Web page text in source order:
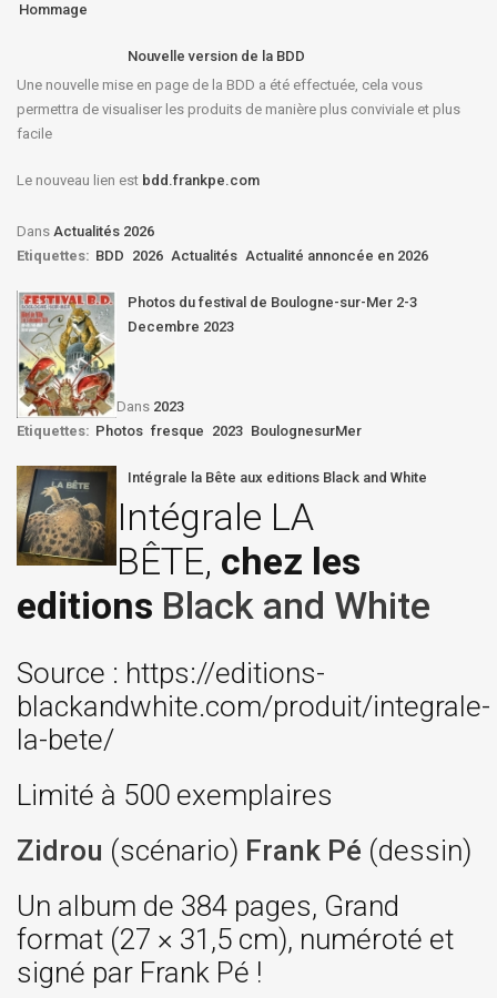
Hommage
Nouvelle version de la BDD
Une nouvelle mise en page de la BDD a été effectuée, cela vous
permettra de visualiser les produits de manière plus conviviale et plus
facile
Le nouveau lien est bdd.frankpe.com
Dans Actualités 2026
Etiquettes: BDD 2026 Actualités Actualité annoncée en 2026
Photos du festival de Boulogne-sur-Mer 2-3
Decembre 2023
Dans 2023
Etiquettes: Photos fresque 2023 BoulognesurMer
Intégrale la Bête aux editions Black and White
Intégrale LA
BÊTE, chez les
editions Black and White
Source : https://editions-
blackandwhite.com/produit/integrale-
la-bete/
Limité à 500 exemplaires
Zidrou (scénario) Frank Pé (dessin)
Un album de 384 pages, Grand
format (27 × 31,5 cm), numéroté et
signé par Frank Pé !